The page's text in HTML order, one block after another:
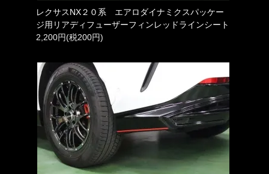
レクサスNX２０系 エアロダイナミクスパッケー
ジ用リアディフューザーフィンレッドラインシート
2,200円(税200円)